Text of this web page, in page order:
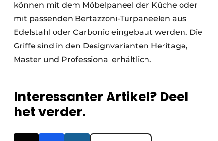
können mit dem Möbelpaneel der Küche oder
mit passenden Bertazzoni-Türpaneelen aus
Edelstahl oder Carbonio eingebaut werden. Die
Griffe sind in den Designvarianten Heritage,
Master und Professional erhältlich.
Interessanter Artikel? Deel
het verder.